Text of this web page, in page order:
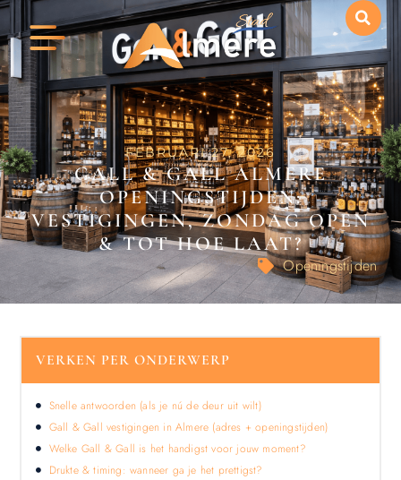
FEBRUARI 27, 2026
GALL & GALL ALMERE
OPENINGSTIJDEN:
VESTIGINGEN, ZONDAG OPEN
& TOT HOE LAAT?
Openingstijden
VERKEN PER ONDERWERP
Snelle antwoorden (als je nú de deur uit wilt)
Gall & Gall vestigingen in Almere (adres + openingstijden)
Welke Gall & Gall is het handigst voor jouw moment?
Drukte & timing: wanneer ga je het prettigst?